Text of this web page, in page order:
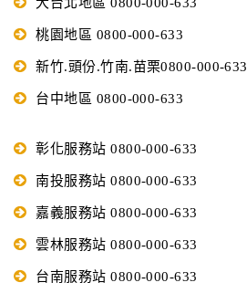
桃園地區 0800-000-633
新竹.頭份.竹南.苗栗0800-000-633
台中地區 0800-000-633
彰化服務站 0800-000-633
南投服務站 0800-000-633
嘉義服務站 0800-000-633
雲林服務站 0800-000-633
台南服務站 0800-000-633